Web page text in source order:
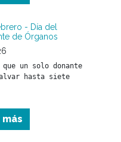
cientos de millones
- Día del
de Órganos
que un solo donante
hasta siete